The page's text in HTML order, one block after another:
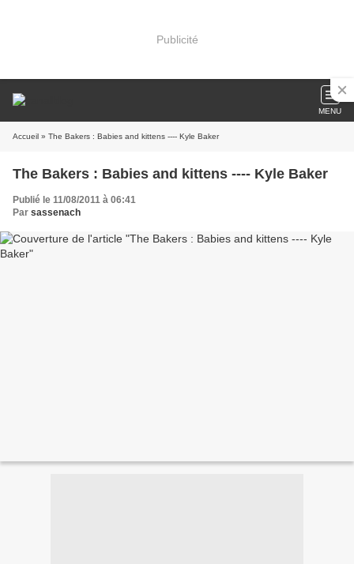
Publicité
MENU
Accueil » The Bakers : Babies and kittens ---- Kyle Baker
The Bakers : Babies and kittens ---- Kyle Baker
Publié le 11/08/2011 à 06:41
Par sassenach